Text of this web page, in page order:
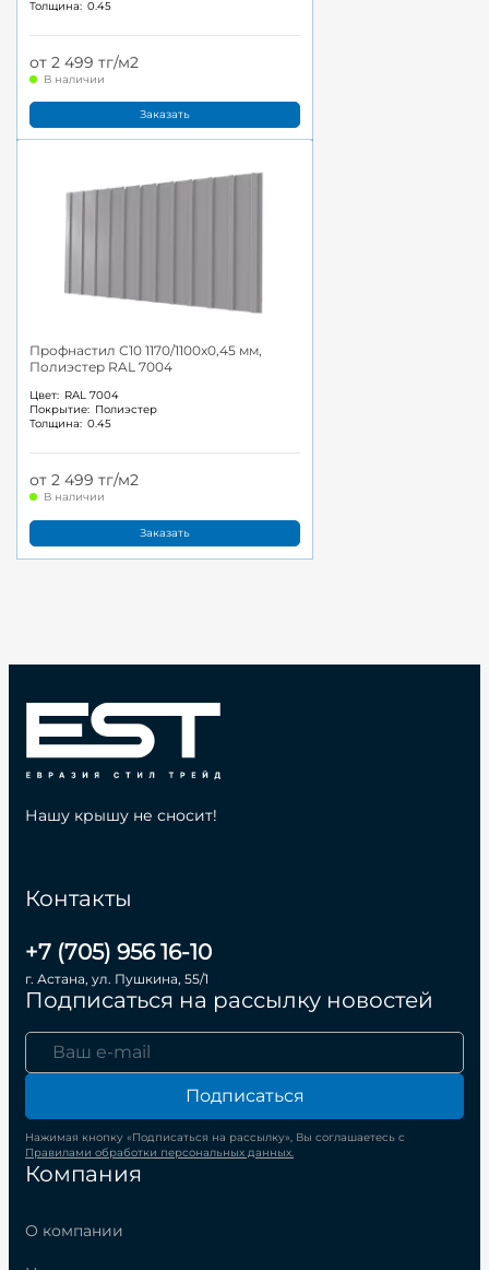
Толщина: 0.45
от 2 499 тг/м2
В наличии
Заказать
Профнастил С10 1170/1100x0,45 мм,
Полиэстер RAL 7004
Цвет: RAL 7004
Покрытие: Полиэстер
Толщина: 0.45
от 2 499 тг/м2
В наличии
Заказать
Компания
О компании
Контакты
+7 (705) 956 16-10
г. Астана, ул. Пушкина, 55/1
Подписаться на рассылку новостей
Подписаться
Нажимая кнопку «Подписаться на рассылку», Вы соглашаетесь с
Правилами обработки персональных данных.
Нашу крышу не сносит!